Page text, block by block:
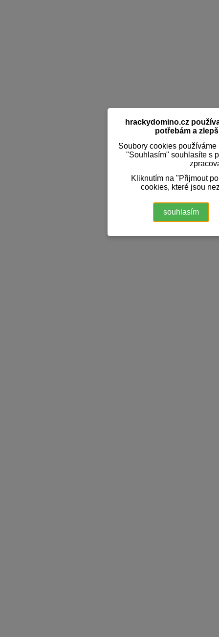
hrackydomino.cz
potřebám a
Soubory cookies
"Souhlasím" souhlasíte s
Kliknutím na "Přijmout
cookies, které jsou
souhlasím